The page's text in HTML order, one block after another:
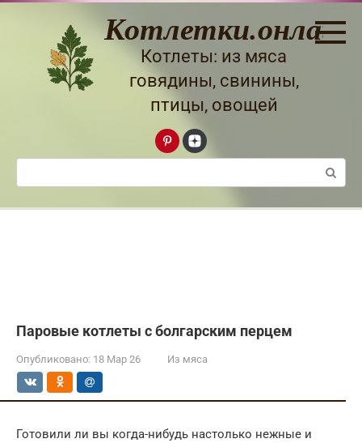
Перейти
Котлетки.онлайн
Котлеты: из мяса
говядины, свинины,
птицы, овощей
Поиск:
Паровые котлеты с болгарским перцем
Опубликовано: 18 Мар 26 Из мяса
Готовили ли вы когда-нибудь настолько нежные и